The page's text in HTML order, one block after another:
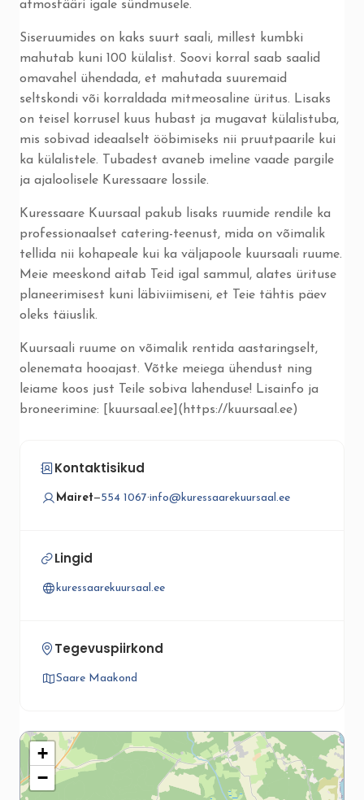
atmosfääri igale sündmusele.
Siseruumides on kaks suurt saali, millest kumbki
mahutab kuni 100 külalist. Soovi korral saab saalid
omavahel ühendada, et mahutada suuremaid
seltskondi või korraldada mitmeosaline üritus. Lisaks
on teisel korrusel kuus hubast ja mugavat külalistuba,
mis sobivad ideaalselt ööbimiseks nii pruutpaarile kui
ka külalistele. Tubadest avaneb imeline vaade pargile
ja ajaloolisele Kuressaare lossile.
Kuressaare Kuursaal pakub lisaks ruumide rendile ka
professionaalset catering-teenust, mida on võimalik
tellida nii kohapeale kui ka väljapoole kuursaali ruume.
Meie meeskond aitab Teid igal sammul, alates ürituse
planeerimisest kuni läbiviimiseni, et Teie tähtis päev
oleks täiuslik.
Kuursaali ruume on võimalik rentida aastaringselt,
olenemata hooajast. Võtke meiega ühendust ning
leiame koos just Teile sobiva lahenduse! Lisainfo ja
broneerimine: [kuursaal.ee](https://kuursaal.ee)
Kontaktisikud
Mairet—554 1067·info@kuressaarekuursaal.ee
Lingid
kuressaarekuursaal.ee
Tegevuspiirkond
Saare Maakond
+
−